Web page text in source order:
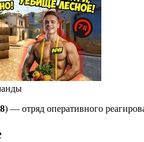
) — отряд оперативного